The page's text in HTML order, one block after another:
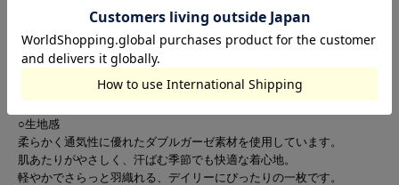
ゆったりとしたサイズ感と開襟デザインで、抜け感のあるスタイルを
演出。
ベーシックから差し色まで揃ったカラー展開で、幅広いコーデに活躍
○生地感
柔らかく通気性に優れたダブルガーゼ素材を使用しています。
肌あたりがやさしく、汗ばむ季節でも快適な着心地。
軽やかでさらっと羽織れる、デイリーにぴったりの一枚です。